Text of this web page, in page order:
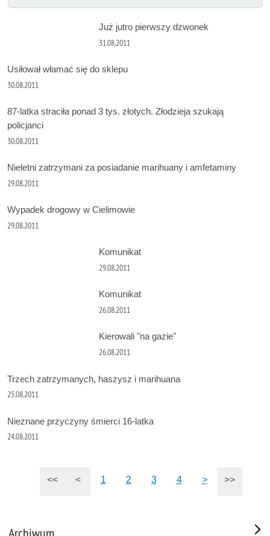
Już jutro pierwszy dzwonek
31.08.2011
Usiłował włamać się do sklepu
30.08.2011
87-latka straciła ponad 3 tys. złotych. Złodzieja szukają
policjanci
30.08.2011
Nieletni zatrzymani za posiadanie marihuany i amfetaminy
29.08.2011
Wypadek drogowy w Cielimowie
29.08.2011
Komunikat
29.08.2011
Komunikat
26.08.2011
Kierowali "na gazie"
26.08.2011
Trzech zatrzymanych, haszysz i marihuana
25.08.2011
Nieznane przyczyny śmierci 16-latka
24.08.2011
<< < 1 2 3 4 > >>